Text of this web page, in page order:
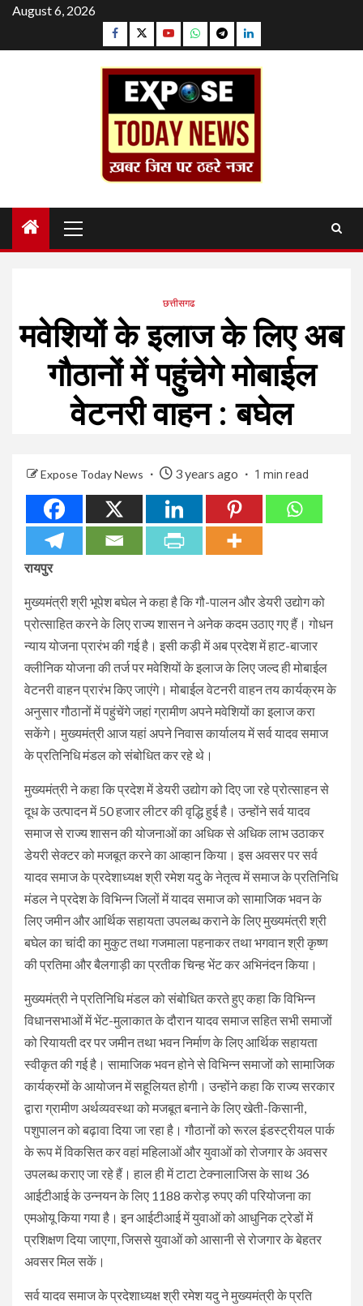
Skip
content
August 6, 2026
Facebook
TwitterYouTubeWhatsapp
TelegramLinkedin
Menu
छत्तीसगढ
मवेशियों के इलाज के लिए अब
गौठानों में पहुुंचेगे मोबाईल
वेटनरी वाहन : बघेल
Expose Today News 3 years ago 1 min read
रायपुर
मुख्यमंत्री श्री भूपेश बघेल ने कहा है कि गौ-पालन और डेयरी उद्योग को
प्रोत्साहित करने के लिए राज्य शासन ने अनेक कदम उठाए गए हैं। गोधन
न्याय योजना प्रारंभ की गई है। इसी कड़ी में अब प्रदेश में हाट-बाजार
क्लीनिक योजना की तर्ज पर मवेशियों के इलाज के लिए जल्द ही मोबाईल
वेटनरी वाहन प्रारंभ किए जाएंगे। मोबाईल वेटनरी वाहन तय कार्यक्रम के
अनुसार गौठानों में पहुंचेंगे जहां ग्रामीण अपने मवेशियों का इलाज करा
सकेंगे। मुख्यमंत्री आज यहां अपने निवास कार्यालय में सर्व यादव समाज
के प्रतिनिधि मंडल को संबोधित कर रहे थे।
मुख्यमंत्री ने कहा कि प्रदेश में डेयरी उद्योग को दिए जा रहे प्रोत्साहन से
दूध के उत्पादन में 50 हजार लीटर की वृद्धि हुई है। उन्होंने सर्व यादव
समाज से राज्य शासन की योजनाओं का अधिक से अधिक लाभ उठाकर
डेयरी सेक्टर को मजबूत करने का आव्हान किया। इस अवसर पर सर्व
यादव समाज के प्रदेशाध्यक्ष श्री रमेश यदु के नेतृत्व में समाज के प्रतिनिधि
मंडल ने प्रदेश के विभिन्न जिलों में यादव समाज को सामाजिक भवन के
लिए जमीन और आर्थिक सहायता उपलब्ध कराने के लिए मुख्यमंत्री श्री
बघेल का चांदी का मुकुट तथा गजमाला पहनाकर तथा भगवान श्री कृष्ण
की प्रतिमा और बैलगाड़ी का प्रतीक चिन्ह भेंट कर अभिनंदन किया।
मुख्यमंत्री ने प्रतिनिधि मंडल को संबोधित करते हुए कहा कि विभिन्न
विधानसभाओं में भेंट-मुलाकात के दौरान यादव समाज सहित सभी समाजों
को रियायती दर पर जमीन तथा भवन निर्माण के लिए आर्थिक सहायता
स्वीकृत की गई है। सामाजिक भवन होने से विभिन्न समाजों को सामाजिक
कार्यक्रमों के आयोजन में सहूलियत होगी। उन्होंने कहा कि राज्य सरकार
द्वारा ग्रामीण अर्थव्यवस्था को मजबूत बनाने के लिए खेती-किसानी,
पशुपालन को बढ़ावा दिया जा रहा है। गौठानों को रूरल इंडस्ट्रीयल पार्क
के रूप में विकसित कर वहां महिलाओं और युवाओं को रोजगार के अवसर
उपलब्ध कराए जा रहे हैं। हाल ही में टाटा टेक्नालाजिस के साथ 36
आईटीआई के उन्नयन के लिए 1188 करोड़ रुपए की परियोजना का
एमओयू किया गया है। इन आईटीआई में युवाओं को आधुनिक ट्रेडों में
प्रशिक्षण दिया जाएगा, जिससे युवाओं को आसानी से रोजगार के बेहतर
अवसर मिल सकें।
सर्व यादव समाज के प्रदेशाध्यक्ष श्री रमेश यदु ने मुख्यमंत्री के प्रति